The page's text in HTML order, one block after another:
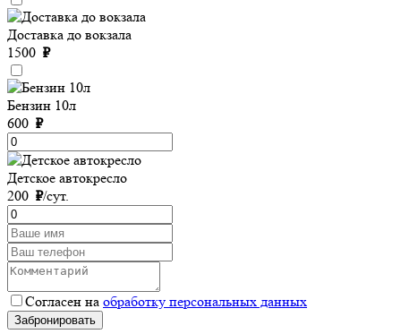
Доставка до вокзала
1500 ₽
Бензин 10л
600 ₽
Детское автокресло
200 ₽/сут.
Согласен на обработку персональных данных
Забронировать